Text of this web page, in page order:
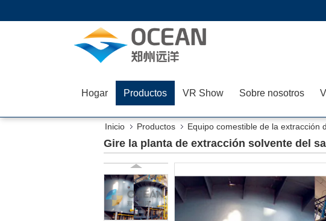
Hogar Productos VR Show Sobre nosotros
Inicio Productos Equipo comestible de la extracción
Gire la planta de extracción solvente del